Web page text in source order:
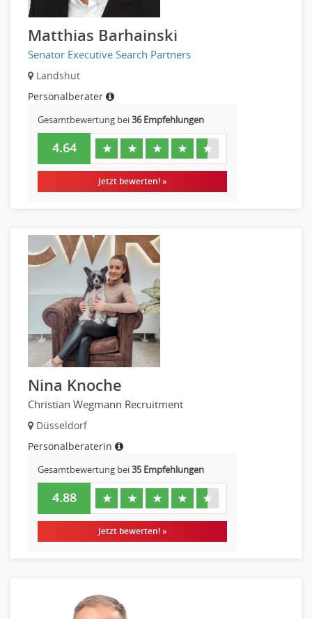
Matthias Barhainski
Senator Executive Search Partners
Landshut
Personalberater
Gesamtbewertung bei36 Empfehlungen
4.64 ★ ★ ★ ★ ★
Jetzt bewerten! »
Nina Knoche
Christian Wegmann Recruitment
Düsseldorf
Personalberaterin
Gesamtbewertung bei35 Empfehlungen
4.88 ★ ★ ★ ★ ★
Jetzt bewerten! »